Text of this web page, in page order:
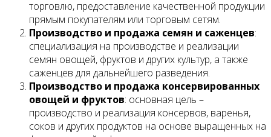
торговлю, предоставление качественной продукции
прямым покупателям или торговым сетям.
Производство и продажа семян и саженцев:
специализация на производстве и реализации
семян овощей, фруктов и других культур, а также
саженцев для дальнейшего разведения.
Производство и продажа консервированных
овощей и фруктов: основная цель –
производство и реализация консервов, варенья,
соков и других продуктов на основе выращенных на